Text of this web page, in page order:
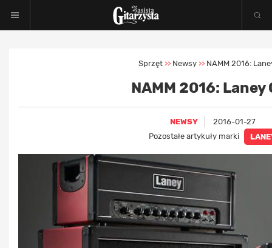
Sprzęt >> Newsy >> NAMM 2016:
NAMM 2016: Laney
NEWSY
2016-01-27
Pozostałe artykuły marki